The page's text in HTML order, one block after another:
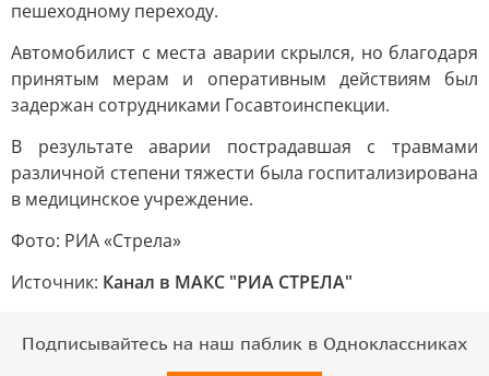
пешеходному переходу.
Автомобилист с места аварии скрылся, но благодаря
принятым мерам и оперативным действиям был
задержан сотрудниками Госавтоинспекции.
В результате аварии пострадавшая с травмами
различной степени тяжести была госпитализирована
в медицинское учреждение.
Фото: РИА «Стрела»
Источник: Канал в МАКС "РИА СТРЕЛА"
Подписывайтесь на наш паблик в Одноклассниках